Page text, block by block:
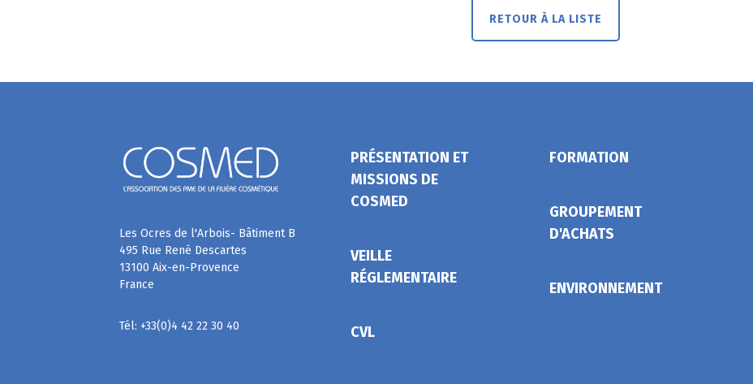
RETOUR À LA LISTE
Les Ocres de l'Arbois- Bâtiment B
495 Rue René Descartes
13100 Aix-en-Provence
France
Tél: +33(0)4 42 22 30 40
PRÉSENTATION ET
MISSIONS DE
COSMED
VEILLE
RÉGLEMENTAIRE
CVL
FORMATION
GROUPEMENT
D'ACHATS
ENVIRONNEMENT